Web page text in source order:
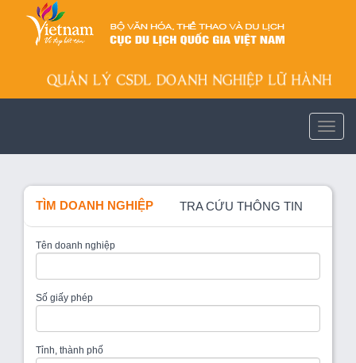
TÌM DOANH NGHIỆP TRA CỨU THÔNG TIN
Tên doanh nghiệp
Số giấy phép
Tỉnh, thành phố